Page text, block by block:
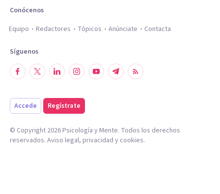
Conócenos
Equipo
Redactores Tópicos Anúnciate Contacta
Síguenos
Accede Regístrate
© Copyright 2026Psicología y Mente. Todos los derechos
reservados. Aviso legal, privacidad y cookies.